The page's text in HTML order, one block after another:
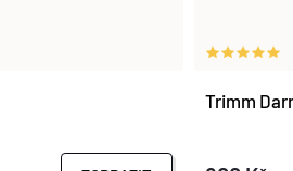
Trimm